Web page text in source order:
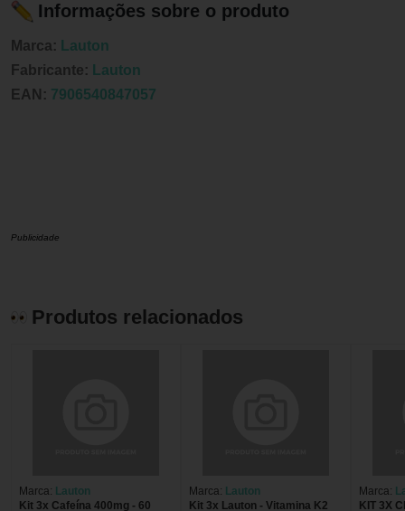
Informações sobre o produto
Marca: Lauton
Fabricante: Lauton
EAN: 7906540847057
Publicidade
Produtos relacionados
Marca: Lauton
Kit 3x Cafeína 400mg - 60
Marca: Lauton
Kit 3x Lauton - Vitamina K2
Marca:
KIT 3X